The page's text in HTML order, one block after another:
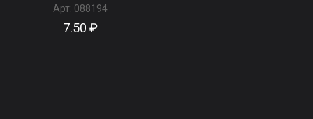
Арт: 088194
7.50 ₽